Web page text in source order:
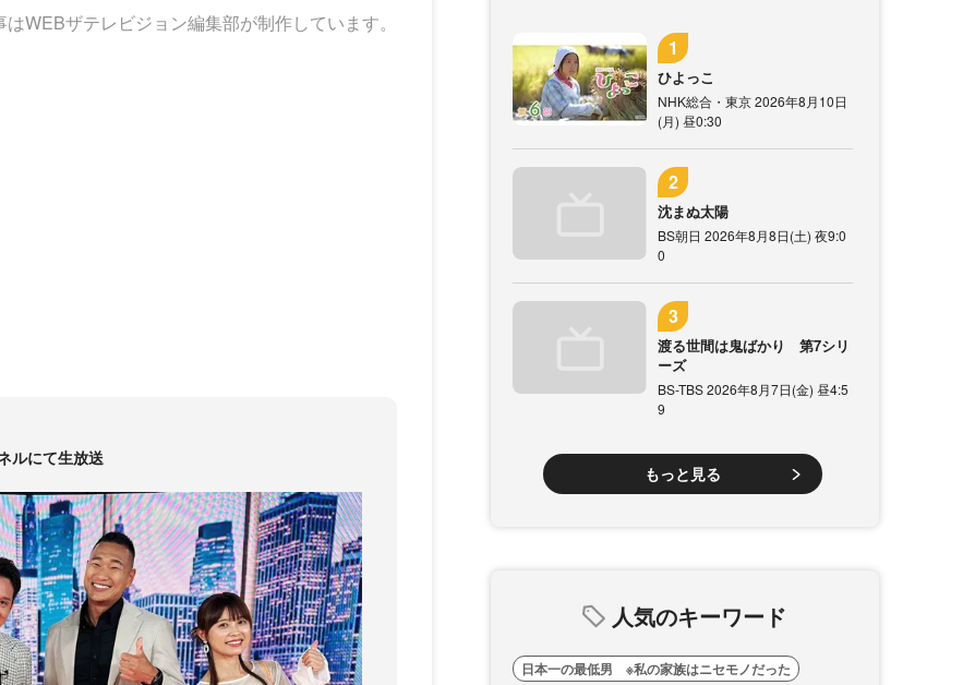
はWEBザテレビジョン編集部が制作しています。
ルにて生放送
ひよっこ
NHK総合・東京 2026年8月10日
(月) 昼0:30
沈まぬ太陽
BS朝日 2026年8月8日(土) 夜9:0
0
渡る世間は鬼ばかり 第7シリ
ーズ
BS-TBS 2026年8月7日(金) 昼4:5
9
もっと見る
人気のキーワード
日本一の最低男 ※私の家族はニセモノだった